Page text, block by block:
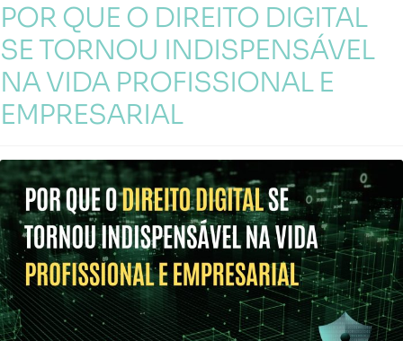
POR QUE O DIREITO DIGITAL
SE TORNOU INDISPENSÁVEL
NA VIDA PROFISSIONAL E
EMPRESARIAL